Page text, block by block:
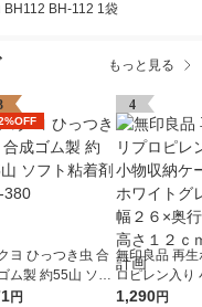
BH-112 1袋
もっと見る
ヨ ひっつき虫 合
ム製 約55山 ソフ
着剤 タ-380
円
4
無印良品 再生
ロピレン入り
納ケース 中
1,290円